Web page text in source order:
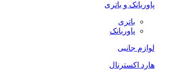
پاوربانک و باتری
باتری
پاوربانک
لوازم جانبی
هارد اکسترنال